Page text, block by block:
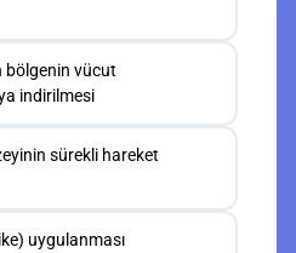
bölgenin vücut
indirilmesi
sürekli hareket
uygulanması